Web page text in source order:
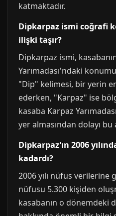
katmaktadır.
Dipkarpaz ismi coğrafi
ilişki taşır?
Dipkarpaz ismi,
Yarımadası'ndaki
"Dip" kelimesi, bir yerin
ederken, "Karpaz" ise
kasaba Karpaz
yer almasından dolayı bu
Dipkarpaz'ın 2006
kadardı?
2006 yılı nüfus verilerine
nüfusu 5.300 kişiden
kasabanın o dönemdeki